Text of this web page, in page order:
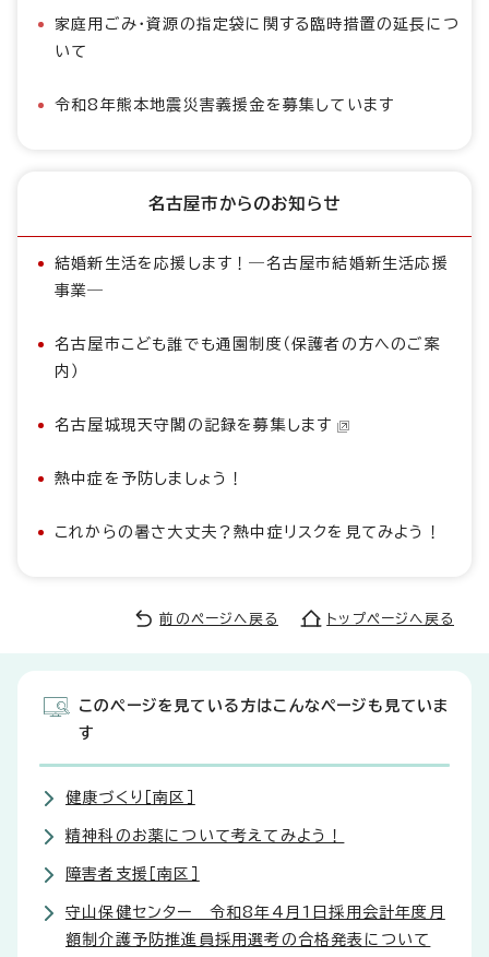
家庭用ごみ・資源の指定袋に関する臨時措置の延長につ
いて
令和8年熊本地震災害義援金を募集しています
名古屋市からのお知らせ
結婚新生活を応援します！―名古屋市結婚新生活応援
事業―
名古屋市こども誰でも通園制度（保護者の方へのご案
内）
名古屋城現天守閣の記録を募集します
熱中症を予防しましょう！
これからの暑さ大丈夫？熱中症リスクを見てみよう！
前のページへ戻る トップページへ戻る
このページを見ている方はこんなページも見ていま
す
健康づくり［南区］
精神科のお薬について考えてみよう！
障害者支援［南区］
守山保健センター 令和8年4月1日採用会計年度月
額制介護予防推進員採用選考の合格発表について